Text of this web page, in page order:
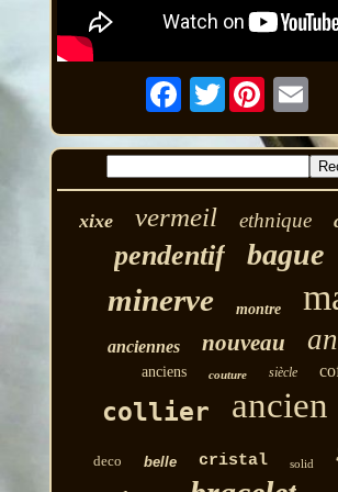
Twitter
xixe vermeil ethnique
pendentif bague
minerve montre
anciennes nouveau
anciens couture siècle
collier ancien
deco belle cristal solid